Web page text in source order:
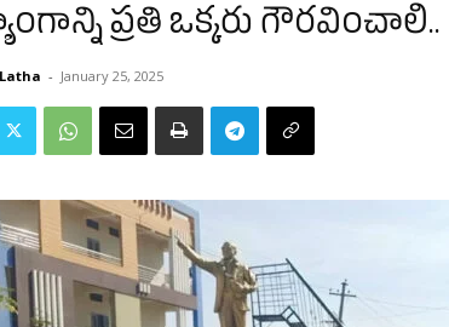
ప్రతి ఒక్కరు గౌరవించాలి..
- January 25, 2025